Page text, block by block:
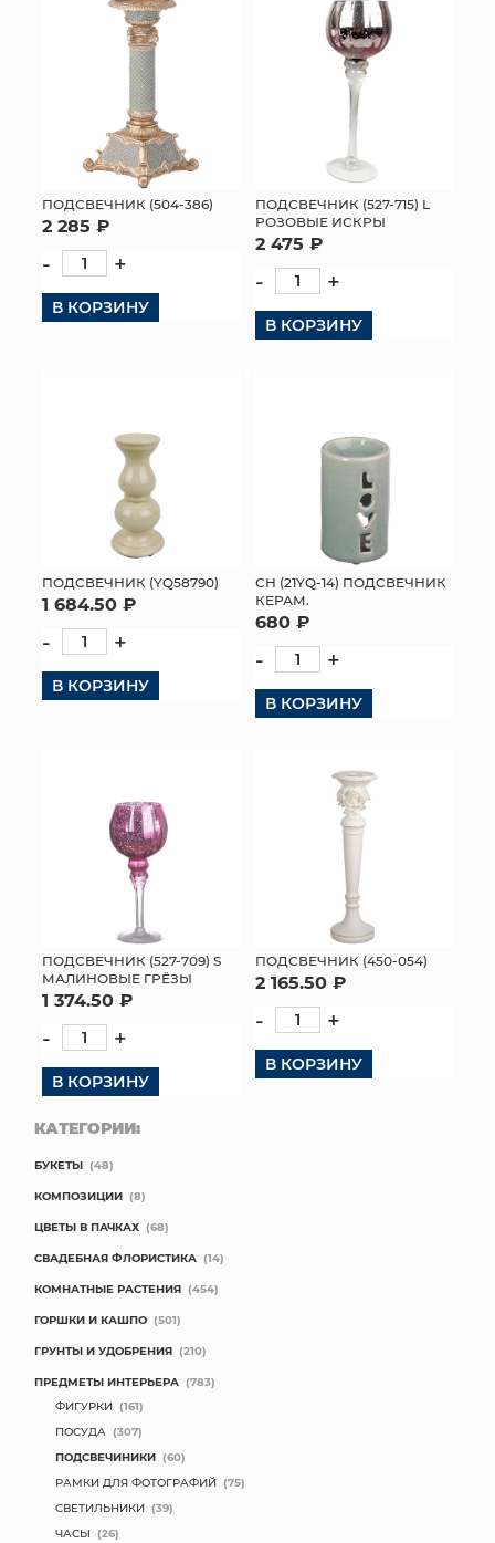
ПОДСВЕЧНИК (504-386)
2 285 ₽
- +
В КОРЗИНУ
ПОДСВЕЧНИК (527-715) L
РОЗОВЫЕ ИСКРЫ
2 475 ₽
- +
В КОРЗИНУ
ПОДСВЕЧНИК (YQ58790)
1 684.50 ₽
- +
В КОРЗИНУ
СН (21YQ-14) ПОДСВЕЧНИК
КЕРАМ.
680 ₽
- +
В КОРЗИНУ
ПОДСВЕЧНИК (527-709) S
МАЛИНОВЫЕ ГРЁЗЫ
1 374.50 ₽
- +
В КОРЗИНУ
ПОДСВЕЧНИК (450-054)
2 165.50 ₽
- +
В КОРЗИНУ
КАТЕГОРИИ:
БУКЕТЫ (48)
КОМПОЗИЦИИ (8)
ЦВЕТЫ В ПАЧКАХ (68)
СВАДЕБНАЯ ФЛОРИСТИКА (14)
КОМНАТНЫЕ РАСТЕНИЯ (454)
ГОРШКИ И КАШПО (501)
ГРУНТЫ И УДОБРЕНИЯ (210)
ПРЕДМЕТЫ ИНТЕРЬЕРА (783)
ФИГУРКИ (161)
ПОСУДА (307)
ПОДСВЕЧИНИКИ (60)
РАМКИ ДЛЯ ФОТОГРАФИЙ (75)
СВЕТИЛЬНИКИ (39)
ЧАСЫ (26)